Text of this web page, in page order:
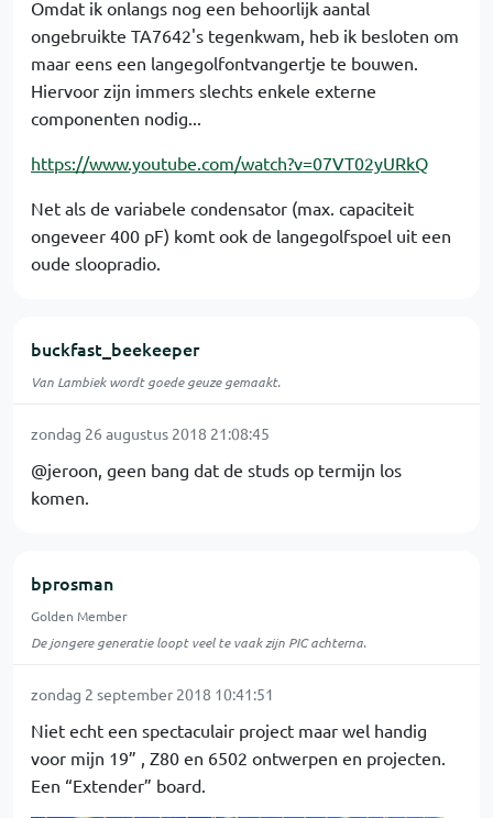
Omdat ik onlangs nog een behoorlijk aantal
ongebruikte TA7642's tegenkwam, heb ik besloten om
maar eens een langegolfontvangertje te bouwen.
Hiervoor zijn immers slechts enkele externe
componenten nodig...
https://www.youtube.com/watch?v=07VT02yURkQ
Net als de variabele condensator (max. capaciteit
ongeveer 400 pF) komt ook de langegolfspoel uit een
oude sloopradio.
buckfast_beekeeper
Van Lambiek wordt goede geuze gemaakt.
zondag 26 augustus 2018 21:08:45
@jeroon, geen bang dat de studs op termijn los
komen.
bprosman
Golden Member
De jongere generatie loopt veel te vaak zijn PIC achterna.
zondag 2 september 2018 10:41:51
Niet echt een spectaculair project maar wel handig
voor mijn 19” , Z80 en 6502 ontwerpen en projecten.
Een “Extender” board.